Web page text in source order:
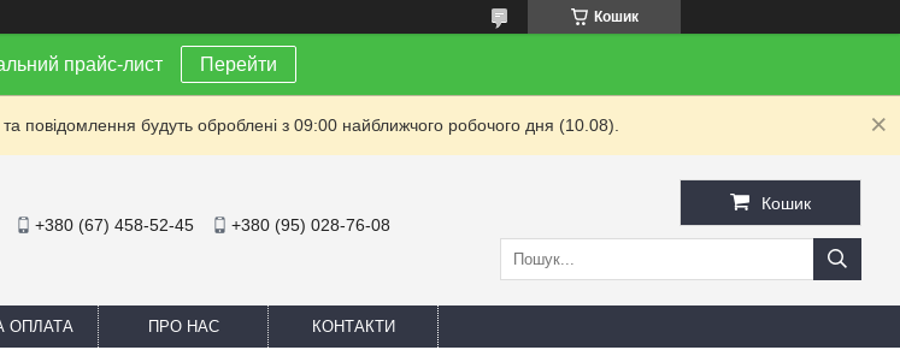
Кошик
прайс-лист Перейти
повідомлення будуть оброблені з 09:00 найближчого робочого дня (10.08).
+380 (67) 458-52-45 +380 (95) 028-76-08
Кошик
ОПЛАТА ПРО НАС КОНТАКТИ